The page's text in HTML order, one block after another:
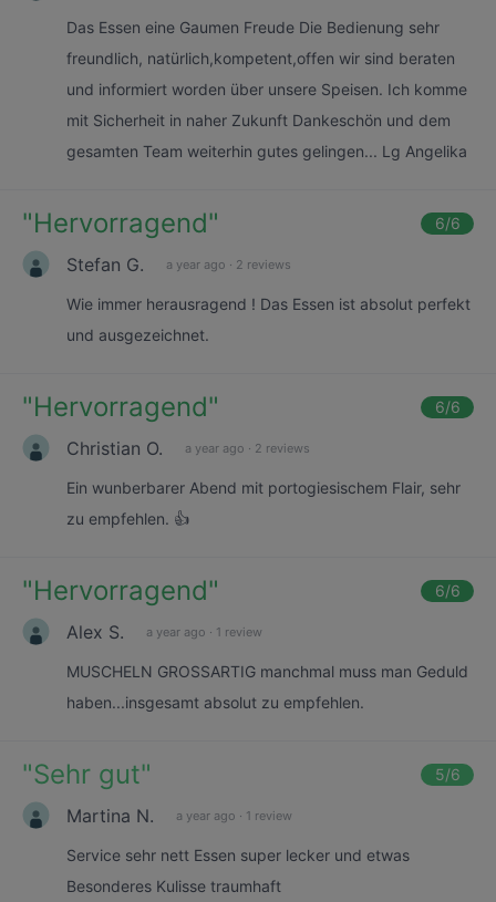
Das Essen eine Gaumen Freude Die Bedienung sehr
freundlich, natürlich,kompetent,offen wir sind beraten
und informiert worden über unsere Speisen. Ich komme
mit Sicherheit in naher Zukunft Dankeschön und dem
gesamten Team weiterhin gutes gelingen... Lg Angelika
"Hervorragend" 6/6
Stefan G. a year ago · 2 reviews
Wie immer herausragend ! Das Essen ist absolut perfekt
und ausgezeichnet.
"Hervorragend" 6/6
Christian O. a year ago · 2 reviews
Ein wunberbarer Abend mit portogiesischem Flair, sehr
zu empfehlen. 👍
"Hervorragend" 6/6
Alex S. a year ago · 1 review
MUSCHELN GROSSARTIG manchmal muss man Geduld
haben...insgesamt absolut zu empfehlen.
"Sehr gut" 5/6
Martina N. a year ago · 1 review
Service sehr nett Essen super lecker und etwas
Besonderes Kulisse traumhaft